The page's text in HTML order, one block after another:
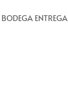
ENTREGA